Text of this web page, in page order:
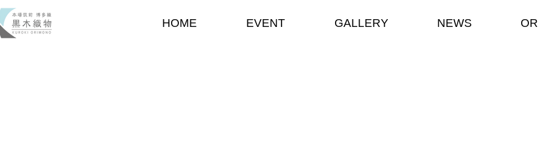
HOME EVENT GALLERY NEWS